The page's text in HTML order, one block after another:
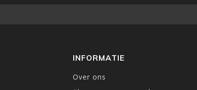
INFORMATIE
Over ons